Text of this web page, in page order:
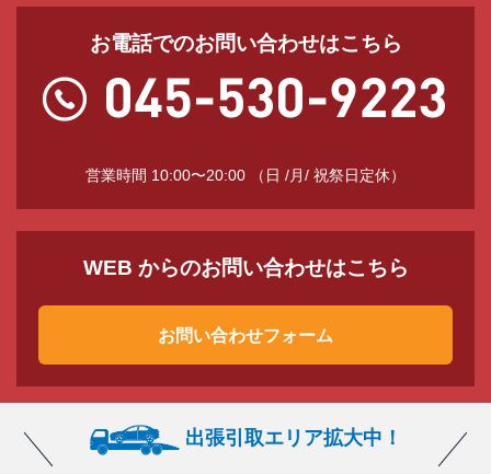
お電話でのお問い合わせはこちら
営業時間 10:00〜20:00 （日 /月/ 祝祭日定休）
WEB からのお問い合わせはこちら
お問い合わせフォーム
出張引取エリア拡大中！